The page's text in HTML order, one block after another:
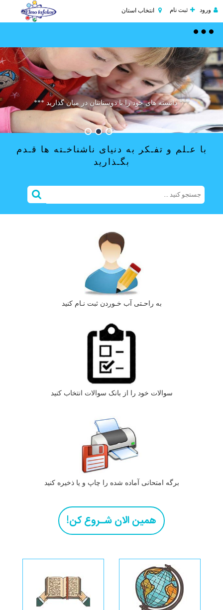
ورود ثبت نام انتخاب استان
Toggle
موفقیت یعنی مبارزه تا آخرین نفس ...
*** دانسته های خود را با دوستانتان در میان گذارید ***
درخت تو گر بار دانش بگیرد ***** به زیر آوری چرخ
نیلوفری را
با عـلم و تفـکر به دنیای ناشناخـته ها قـدم
بگـذارید
به راحـتی آب خـوردن ثبت نـام کنید
سوالات خود را از بانک سوالات انتخاب کنید
برگه امتحانی آماده شده را چاپ و یا ذخیره کنید
همین الان شـروع کن!